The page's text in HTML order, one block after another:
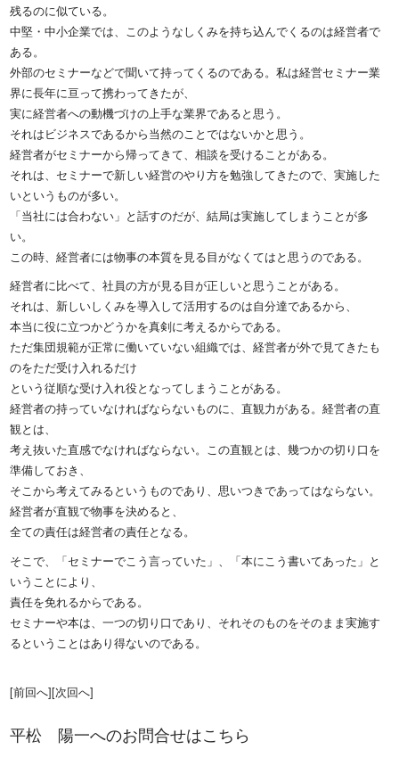
残るのに似ている。
中堅・中小企業では、このようなしくみを持ち込んでくるのは経営者で
ある。
外部のセミナーなどで聞いて持ってくるのである。私は経営セミナー業
界に長年に亘って携わってきたが、
実に経営者への動機づけの上手な業界であると思う。
それはビジネスであるから当然のことではないかと思う。
経営者がセミナーから帰ってきて、相談を受けることがある。
それは、セミナーで新しい経営のやり方を勉強してきたので、実施した
いというものが多い。
「当社には合わない」と話すのだが、結局は実施してしまうことが多
い。
この時、経営者には物事の本質を見る目がなくてはと思うのである。
経営者に比べて、社員の方が見る目が正しいと思うことがある。
それは、新しいしくみを導入して活用するのは自分達であるから、
本当に役に立つかどうかを真剣に考えるからである。
ただ集団規範が正常に働いていない組織では、経営者が外で見てきたも
のをただ受け入れるだけ
という従順な受け入れ役となってしまうことがある。
経営者の持っていなければならないものに、直観力がある。経営者の直
観とは、
考え抜いた直感でなければならない。この直観とは、幾つかの切り口を
準備しておき、
そこから考えてみるというものであり、思いつきであってはならない。
経営者が直観で物事を決めると、
全ての責任は経営者の責任となる。
そこで、「セミナーでこう言っていた」、「本にこう書いてあった」と
いうことにより、
責任を免れるからである。
セミナーや本は、一つの切り口であり、それそのものをそのまま実施す
るということはあり得ないのである。
[前回へ][次回へ]
平松 陽一へのお問合せはこちら